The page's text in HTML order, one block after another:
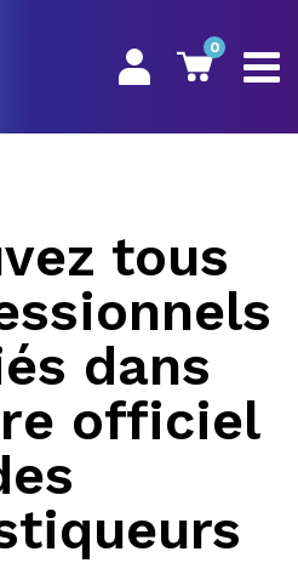
0
tous
dans
officiel